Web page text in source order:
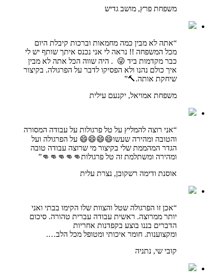
משפחת פרץ, מושב גדיש
“אתה לא מבין כמה מחמאות וברכות קיבלת היום
מכל המשפחה !! נראה לי אני נכנס איתך שותף יש לי
כבר מקדמות ביד 😜 . היה שווה הכל אתה לא מבין
איך כולם נהנו ולא הפסיקו לדבר על הפרגולה. בקיצור
שיחקת אותה.🔨”
משפחת אמויאל, יקנעם עילית
“אני רוצה להמליץ על טל פרגולות על עבודה המסורה
והטובה ומהירה שעשו😄😄😄😄 על הפרגולה ועל
הגדר המהממת שלי בקיצור מי שרוצה עבודה טובה
ומהירה ומשתלמת זה טל פרגולות👊👊👊👊👊”
אוסנת ודימה רשקובן, נצרת עלית
“אכן זו הפרגולה שטל והצוות שלו הקימו בבתי ואני
יותר ממרוצה. ראשית עבודה עברית טהורה. סיכום
הדברים בננו בוצע בקפדנות אחריות
ומקצוענות. חומר איכותי ומטופל מכל הלב….
קובי שי, נתניה